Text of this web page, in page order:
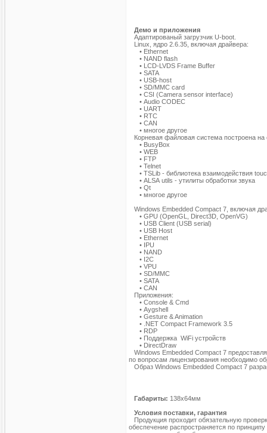
Демо и приложения
Адаптированый загрузчик U-boot.
Linux, ядро 2.6.35, включая драйвера:
• Ethernet
• NAND flash
• LCD-LVDS Frame Buffer
• SATA
• USB-host
• SD/MMC card
• CSI (Camera sensor interface)
• Audio CODEC
• UART
• RTC
• CAN
• многое другое
Корневая файловая система построена на
• BusyBox
• WEB
• FTP
• Telnet
• TSLib - библиотека взаимодействия
• ALSA utils - утилиты обработки звука
• Qt
• многое другое
Windows Embedded Compact 7, включая
• GPU (OpenGL, Direct3D, OpenVG)
• USB Client (USB serial)
• USB Host
• Ethernet
• IPU
• NAND
• I2C
• VPU
• SD/MMC
• SATA
• CAN
Приложения:
• Console & Cmd
• Aygshell
• Gesture & Animation
• .NET Compact Framework 3.5
• RDP
• Поддержка WiFi устройств
• DirectDraw
Windows Embedded Compact 7
по вопросам лицензирования необходимо
Образ Windows Embedded Compact 7
Габариты: 138х64мм
Условия поставки, гарантия
Продукция проходит обязательную
обеспечение распространяется по